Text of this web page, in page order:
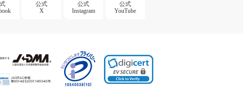
公式
X
公式
Instagram
公式
YouTube